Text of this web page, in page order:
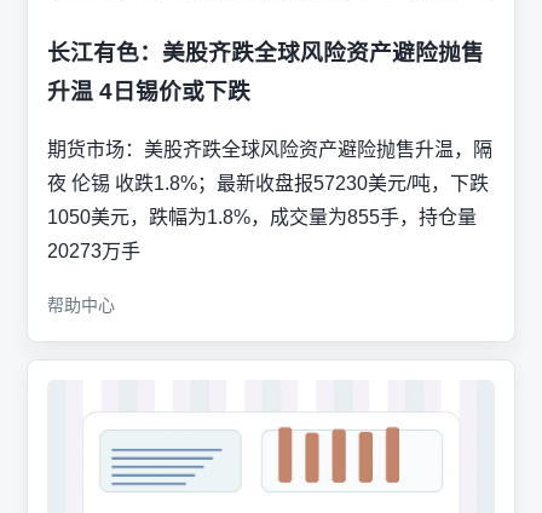
长江有色：美股齐跌全球风险资产避险抛售
升温 4日锡价或下跌
期货市场：美股齐跌全球风险资产避险抛售升温，隔
夜 伦锡 收跌1.8%；最新收盘报57230美元/吨，下跌
1050美元，跌幅为1.8%，成交量为855手，持仓量
20273万手
帮助中心